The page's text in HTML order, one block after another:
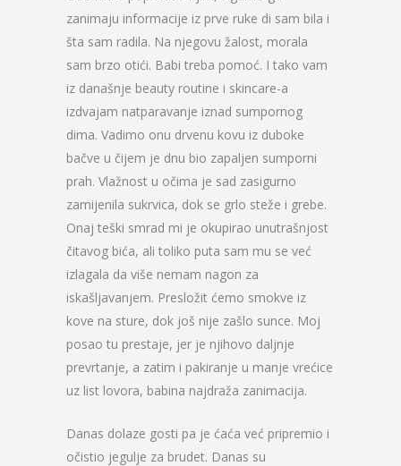
zanimaju informacije iz prve ruke di sam bila i
šta sam radila. Na njegovu žalost, morala
sam brzo otići. Babi treba pomoć. I tako vam
iz današnje beauty routine i skincare-a
izdvajam natparavanje iznad sumpornog
dima. Vadimo onu drvenu kovu iz duboke
bačve u čijem je dnu bio zapaljen sumporni
prah. Vlažnost u očima je sad zasigurno
zamijenila sukrvica, dok se grlo steže i grebe.
Onaj teški smrad mi je okupirao unutrašnjost
čitavog bića, ali toliko puta sam mu se već
izlagala da više nemam nagon za
iskašljavanjem. Presložit ćemo smokve iz
kove na sture, dok još nije zašlo sunce. Moj
posao tu prestaje, jer je njihovo daljnje
prevrtanje, a zatim i pakiranje u manje vrećice
uz list lovora, babina najdraža zanimacija.
Danas dolaze gosti pa je ćaća već pripremio i
očistio jegulje za brudet. Danas su